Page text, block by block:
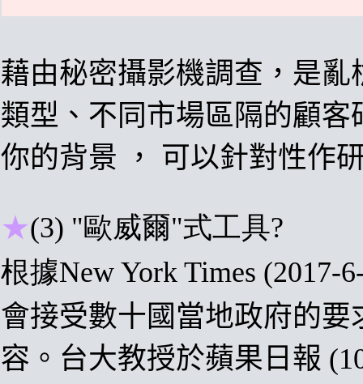
藉由秘密攝影機調查，是
類型 、 不同市場區隔的顧客
你的背景
， 可以針對性作
★(3) "歐威爾"式工具?
根據New York Times (2017-
會接受數十國當地政府的要
容 。 台大教授於蘋果日報